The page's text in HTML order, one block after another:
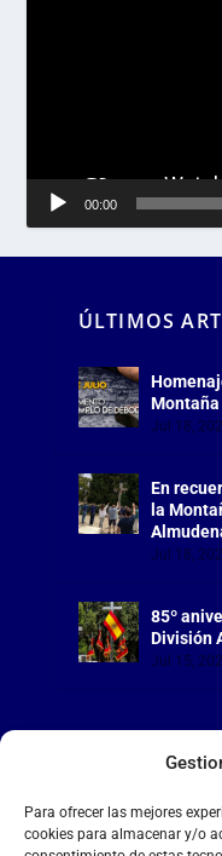
Para ofrecer las mejores
cookies para almacenar y/o
00:00
ÚLTIMOS
Montaña
Jul 18,
En
la
Jul 18,
85º
División
Jul 15,
LA FALANGE